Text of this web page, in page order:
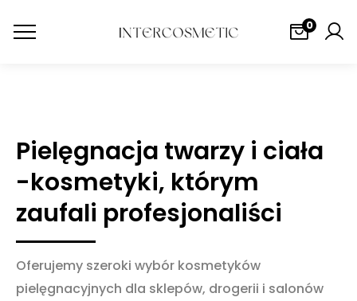
0
Pielęgnacja twarzy i ciała
-kosmetyki, którym
zaufali profesjonaliści
Oferujemy szeroki wybór kosmetyków
pielęgnacyjnych dla sklepów, drogerii i salonów